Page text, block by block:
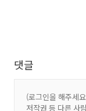
댓글